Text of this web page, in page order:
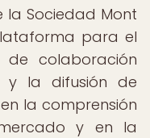
la Sociedad Mont
para el
de colaboración
y la difusión de
la comprensión
y en la